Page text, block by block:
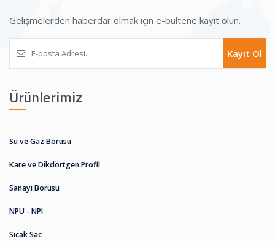
Gelişmelerden haberdar olmak için e-bültene kayıt olun.
Kayıt Ol
Ürünlerimiz
Su ve Gaz Borusu
Kare ve Dikdörtgen Profil
Sanayi Borusu
NPU - NPI
Sıcak Sac